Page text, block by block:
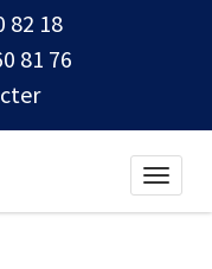
82 18
81 76
Toggle